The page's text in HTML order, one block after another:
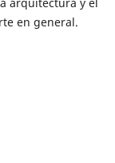
en general.